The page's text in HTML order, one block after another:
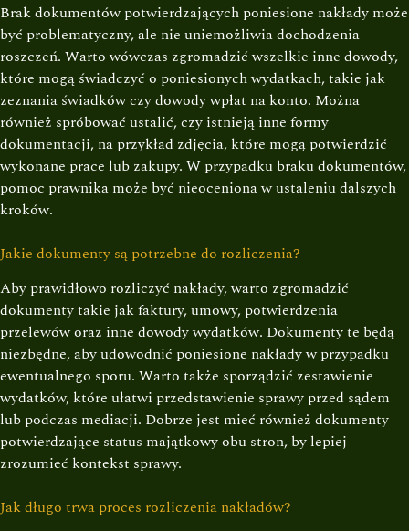
Brak dokumentów potwierdzających poniesione nakłady może
być problematyczny, ale nie uniemożliwia dochodzenia
roszczeń. Warto wówczas zgromadzić wszelkie inne dowody,
które mogą świadczyć o poniesionych wydatkach, takie jak
zeznania świadków czy dowody wpłat na konto. Można
również spróbować ustalić, czy istnieją inne formy
dokumentacji, na przykład zdjęcia, które mogą potwierdzić
wykonane prace lub zakupy. W przypadku braku dokumentów,
pomoc prawnika może być nieoceniona w ustaleniu dalszych
kroków.
Jakie dokumenty są potrzebne do rozliczenia?
Aby prawidłowo rozliczyć nakłady, warto zgromadzić
dokumenty takie jak faktury, umowy, potwierdzenia
przelewów oraz inne dowody wydatków. Dokumenty te będą
niezbędne, aby udowodnić poniesione nakłady w przypadku
ewentualnego sporu. Warto także sporządzić zestawienie
wydatków, które ułatwi przedstawienie sprawy przed sądem
lub podczas mediacji. Dobrze jest mieć również dokumenty
potwierdzające status majątkowy obu stron, by lepiej
zrozumieć kontekst sprawy.
Jak długo trwa proces rozliczenia nakładów?